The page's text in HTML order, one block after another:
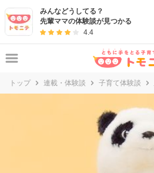
みんなどうしてる？
先輩ママの体験談が見つかる
4.4
トップ 連載・体験談 子育て体験談